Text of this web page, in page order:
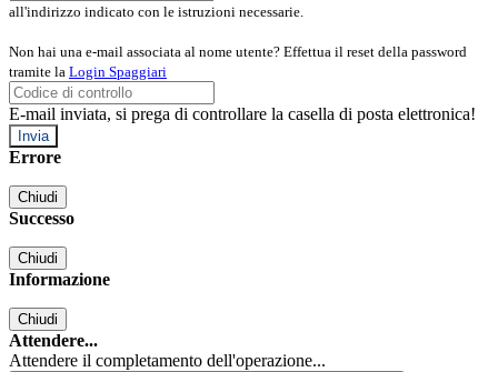
all'indirizzo indicato con le istruzioni necessarie.
Non hai una e-mail associata al nome utente? Effettua il reset della password
tramite la Login Spaggiari
E-mail inviata, si prega di controllare la casella di posta elettronica!
Errore
Chiudi
Successo
Chiudi
Informazione
Chiudi
Attendere...
Attendere il completamento dell'operazione...